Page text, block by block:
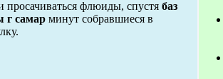
просачиваться флюиды, спустя баз
г самар минут собравшиеся в